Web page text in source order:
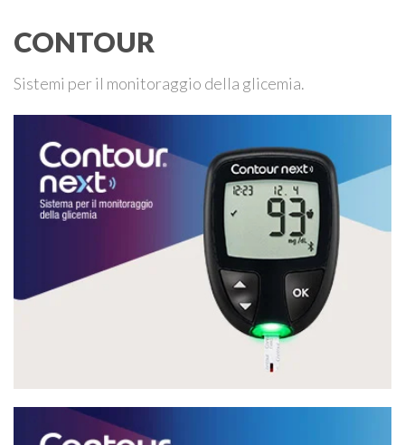
CONTOUR
Sistemi per il monitoraggio della glicemia.